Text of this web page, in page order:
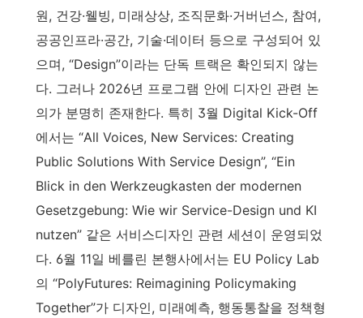
원, 건강·웰빙, 미래상상, 조직문화·거버넌스, 참여,
공공인프라·공간, 기술·데이터 등으로 구성되어 있
으며, “Design”이라는 단독 트랙은 확인되지 않는
다. 그러나 2026년 프로그램 안에 디자인 관련 논
의가 분명히 존재한다. 특히 3월 Digital Kick-Off
에서는 “All Voices, New Services: Creating
Public Solutions With Service Design”, “Ein
Blick in den Werkzeugkasten der modernen
Gesetzgebung: Wie wir Service-Design und KI
nutzen” 같은 서비스디자인 관련 세션이 운영되었
다. 6월 11일 베를린 본행사에서는 EU Policy Lab
의 “PolyFutures: Reimagining Policymaking
Together”가 디자인, 미래예측, 행동통찰을 정책형